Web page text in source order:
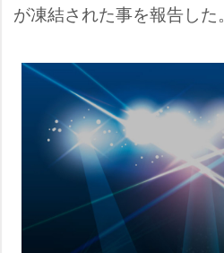
が凍結された事を報告した。